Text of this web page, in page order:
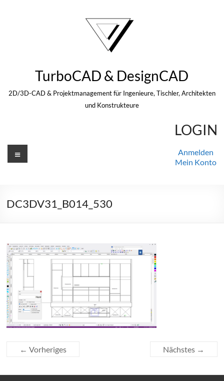
TurboCAD & DesignCAD
2D/3D-CAD & Projektmanagement für Ingenieure, Tischler, Architekten
und Konstrukteure
LOGIN
Anmelden
Mein Konto
Menü
DC3DV31_B014_530
← Vorheriges Nächstes →